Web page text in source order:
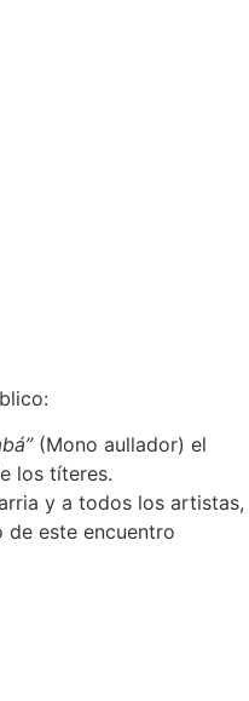
(Mono aullador) el
los títeres.
y a todos los artistas,
de este encuentro